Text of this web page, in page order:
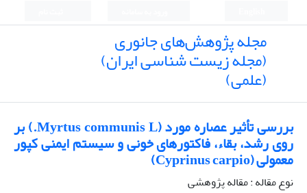
مجله پژوهش‌های جانوری
(مجله زیست شناسی ایران)
(علمی)
بررسی تأثیر عصاره مورد (Myrtus communis L.) بر
روی رشد، بقاء، فاکتورهای خونی و سیستم ایمنی کپور
معمولی (Cyprinus carpio)
نوع مقاله : مقاله پژوهشی